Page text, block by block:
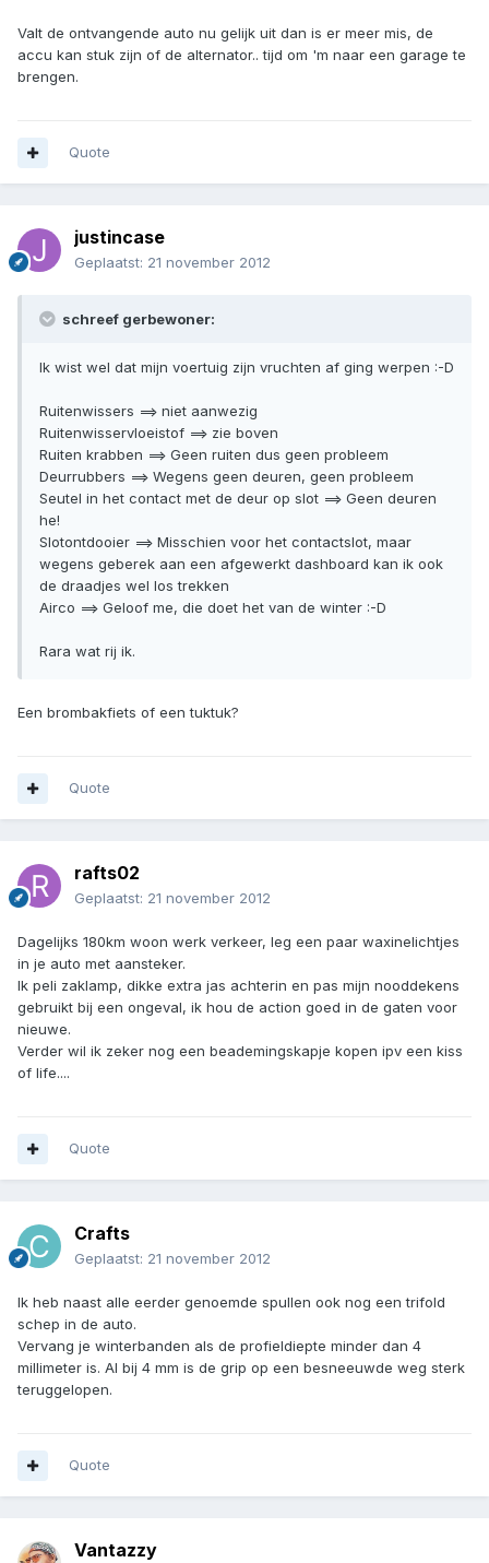
Valt de ontvangende auto nu gelijk uit dan is er meer mis, de
accu kan stuk zijn of de alternator.. tijd om 'm naar een garage te
brengen.
Quote
justincase
Geplaatst: 21 november 2012
schreef gerbewoner:
Ik wist wel dat mijn voertuig zijn vruchten af ging werpen :-D
Ruitenwissers ==> niet aanwezig
Ruitenwisservloeistof ==> zie boven
Ruiten krabben ==> Geen ruiten dus geen probleem
Deurrubbers ==> Wegens geen deuren, geen probleem
Seutel in het contact met de deur op slot ==> Geen deuren
he!
Slotontdooier ==> Misschien voor het contactslot, maar
wegens geberek aan een afgewerkt dashboard kan ik ook
de draadjes wel los trekken
Airco ==> Geloof me, die doet het van de winter :-D
Rara wat rij ik.
Een brombakfiets of een tuktuk?
Quote
rafts02
Geplaatst: 21 november 2012
Dagelijks 180km woon werk verkeer, leg een paar waxinelichtjes
in je auto met aansteker.
Ik peli zaklamp, dikke extra jas achterin en pas mijn nooddekens
gebruikt bij een ongeval, ik hou de action goed in de gaten voor
nieuwe.
Verder wil ik zeker nog een beademingskapje kopen ipv een kiss
of life....
Quote
Crafts
Geplaatst: 21 november 2012
Ik heb naast alle eerder genoemde spullen ook nog een trifold
schep in de auto.
Vervang je winterbanden als de profieldiepte minder dan 4
millimeter is. Al bij 4 mm is de grip op een besneeuwde weg sterk
teruggelopen.
Quote
Vantazzy